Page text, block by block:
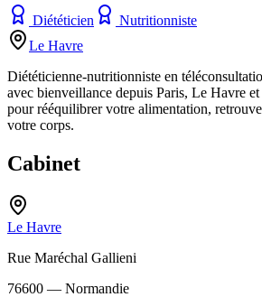
Diététicien
Nutritionniste
Le Havre
Diététicienne-nutritionniste en
avec bienveillance depuis Paris, Le Havre
pour rééquilibrer votre alimentation,
votre corps.
Cabinet
Le Havre
Rue Maréchal Gallieni
76600 — Normandie